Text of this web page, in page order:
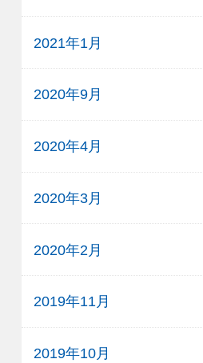
2021年1月
2020年9月
2020年4月
2020年3月
2020年2月
2019年11月
2019年10月